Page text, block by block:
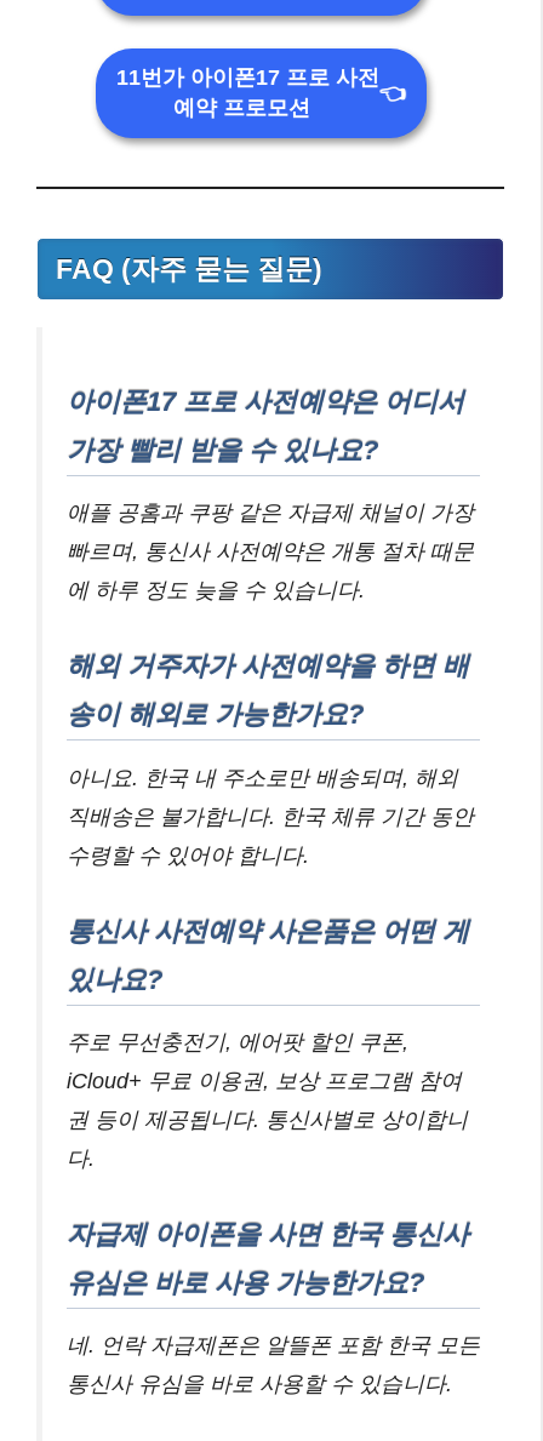
11번가 아이폰17 프로 사전
예약 프로모션
👈
FAQ (자주 묻는 질문)
아이폰17 프로 사전예약은 어디서
가장 빨리 받을 수 있나요?
애플 공홈과 쿠팡 같은 자급제 채널이 가장
빠르며, 통신사 사전예약은 개통 절차 때문
에 하루 정도 늦을 수 있습니다.
해외 거주자가 사전예약을 하면 배
송이 해외로 가능한가요?
아니요. 한국 내 주소로만 배송되며, 해외
직배송은 불가합니다. 한국 체류 기간 동안
수령할 수 있어야 합니다.
통신사 사전예약 사은품은 어떤 게
있나요?
주로 무선충전기, 에어팟 할인 쿠폰,
iCloud+ 무료 이용권, 보상 프로그램 참여
권 등이 제공됩니다. 통신사별로 상이합니
다.
자급제 아이폰을 사면 한국 통신사
유심은 바로 사용 가능한가요?
네. 언락 자급제폰은 알뜰폰 포함 한국 모든
통신사 유심을 바로 사용할 수 있습니다.